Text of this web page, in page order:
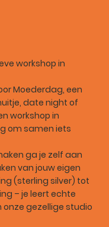
workshop in
Moederdag, een
date night of
workshop in
om samen iets
ga je zelf aan
van jouw eigen
(sterling silver) tot
– je leert echte
gezellige studio